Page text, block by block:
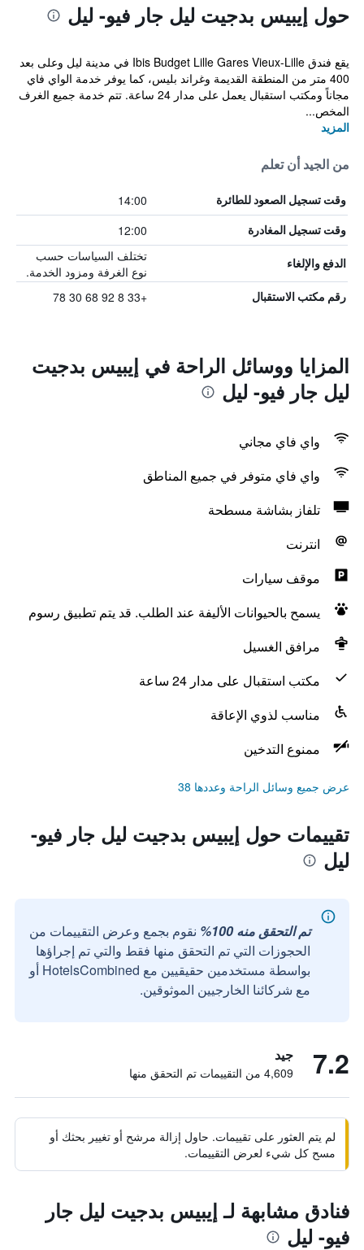
حول إيبيس بدجيت ليل جار فيو- ليل
يقع فندق Ibis Budget Lille Gares Vieux-Lille في مدينة ليل وعلى بعد
400 متر من المنطقة القديمة وغراند بليس، كما يوفر خدمة الواي فاي
مجاناً ومكتب استقبال يعمل على مدار 24 ساعة. تتم خدمة جميع الغرف
المخص...
المزيد
من الجيد أن تعلم
وقت تسجيل الصعود للطائرة 14:00
وقت تسجيل المغادرة 12:00
الدفع والإلغاء
تختلف السياسات حسب
نوع الغرفة ومزود الخدمة.
رقم مكتب الاستقبال +33 8 92 68 30 78
المزايا ووسائل الراحة في إيبيس بدجيت
ليل جار فيو- ليل
واي فاي مجاني
واي فاي متوفر في جميع المناطق
تلفاز بشاشة مسطحة
انترنت
موقف سيارات
يسمح بالحيوانات الأليفة عند الطلب. قد يتم تطبيق رسوم
مرافق الغسيل
مكتب استقبال على مدار 24 ساعة
مناسب لذوي الإعاقة
ممنوع التدخين
عرض جميع وسائل الراحة وعددها 38
تقييمات حول إيبيس بدجيت ليل جار فيو-
ليل
تم التحقق منه 100%
نقوم بجمع وعرض التقييمات من
الحجوزات التي تم التحقق منها فقط والتي تم إجراؤها
بواسطة مستخدمين حقيقيين مع HotelsCombined أو
مع شركائنا الخارجيين الموثوقين.
7.2 جيد
4,609 من التقييمات تم التحقق منها
لم يتم العثور على تقييمات. حاول إزالة مرشح أو تغيير بحثك أو
مسح كل شيء لعرض التقييمات.
فنادق مشابهة لـ إيبيس بدجيت ليل جار
فيو- ليل